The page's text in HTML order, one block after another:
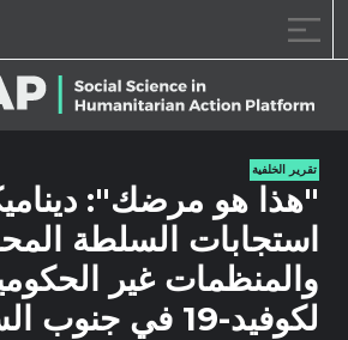
تقرير الخلفية
"هذا هو مرضك":
استجابات السلطة
والمنظمات غير
لكوفيد-19 في جنوب السودان